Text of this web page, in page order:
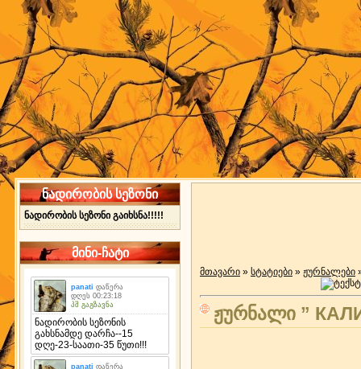
ნადირობის სეზონი
ნადირობის სეზონი გაიხსნა!!!!!
მინი-ჩატი
მთავარი » სტატიები » ჟურნალები
ჟურნალი ”